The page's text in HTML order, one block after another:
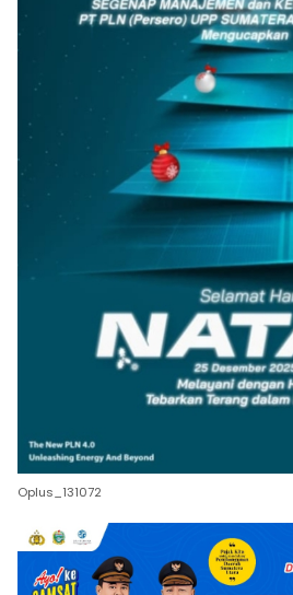
Oplus_131072